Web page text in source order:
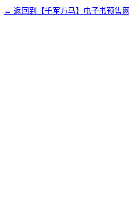
← 返回到【千军万马】电子书预售网